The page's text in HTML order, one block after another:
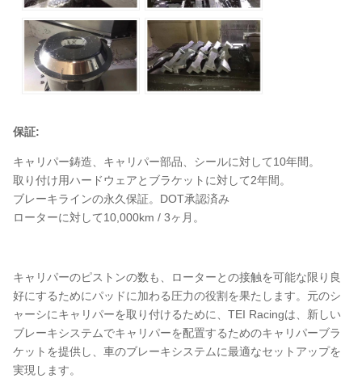
保証:
キャリパー鋳造、キャリパー部品、シールに対して10年間。
取り付け用ハードウェアとブラケットに対して2年間。
ブレーキラインの永久保証。DOT承認済み
ローターに対して10,000km / 3ヶ月。
キャリパーのピストンの数も、ローターとの接触を可能な限り良
好にするためにパッドに加わる圧力の役割を果たします。元のシ
ャーシにキャリパーを取り付けるために、TEI Racingは、新しい
ブレーキシステムでキャリパーを配置するためのキャリパーブラ
ケットを提供し、車のブレーキシステムに最適なセットアップを
実現します。